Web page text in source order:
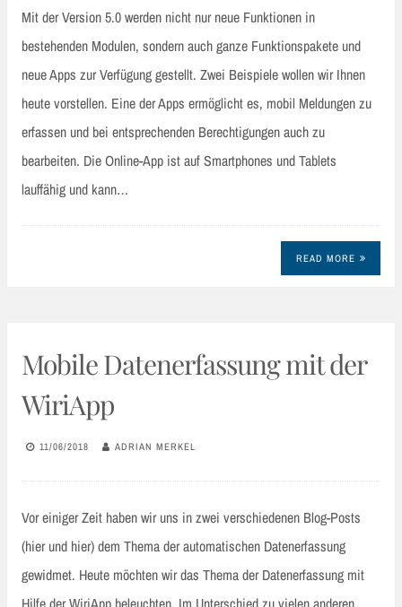
Mit der Version 5.0 werden nicht nur neue Funktionen in
bestehenden Modulen, sondern auch ganze Funktionspakete und
neue Apps zur Verfügung gestellt. Zwei Beispiele wollen wir Ihnen
heute vorstellen. Eine der Apps ermöglicht es, mobil Meldungen zu
erfassen und bei entsprechenden Berechtigungen auch zu
bearbeiten. Die Online-App ist auf Smartphones und Tablets
lauffähig und kann…
READ MORE
Mobile Datenerfassung mit der
WiriApp
11/06/2018 ADRIAN MERKEL
Vor einiger Zeit haben wir uns in zwei verschiedenen Blog-Posts
(hier und hier) dem Thema der automatischen Datenerfassung
gewidmet. Heute möchten wir das Thema der Datenerfassung mit